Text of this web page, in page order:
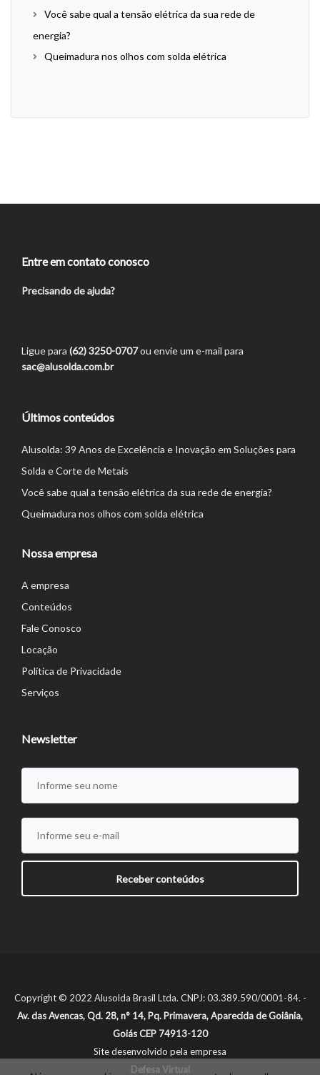
Você sabe qual a tensão elétrica da sua rede de
energia?
Queimadura nos olhos com solda elétrica
Entre em contato conosco
Precisando de ajuda?
Ligue para (62) 3250-0707ou envie um e-mail para
sac@alusolda.com.br
Últimos conteúdos
Alusolda: 39 Anos de Excelência e Inovação em Soluções para
Solda e Corte de Metais
Você sabe qual a tensão elétrica da sua rede de energia?
Queimadura nos olhos com solda elétrica
Nossa empresa
A empresa
Conteúdos
Fale Conosco
Locação
Política de Privacidade
Serviços
Newsletter
Copyright © 2022 Alusolda Brasil Ltda. CNPJ: 03.389.590/0001-84. -
Av. das Avencas, Qd. 28, n° 14, Pq. Primavera, Aparecida de Goiânia,
Goiás CEP 74913-120
Site desenvolvido pela empresa
Defesa Virtual